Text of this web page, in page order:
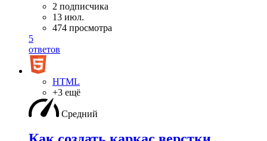
2 подписчика
13 июл.
474 просмотра
5
ответов
HTML
+3 ещё
Средний